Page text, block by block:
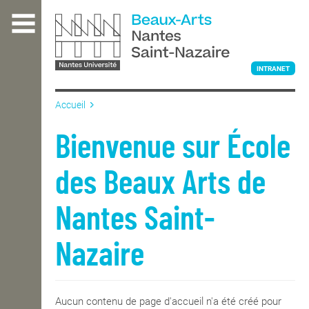
contenu
L'ÉCOLE
ENSEIGNEMENT
INTERNATIONAL
INTRANET
Accueil
Bienvenue sur École
des Beaux Arts de
Nantes Saint-
Nazaire
Aucun contenu de page d'accueil n'a été créé pour